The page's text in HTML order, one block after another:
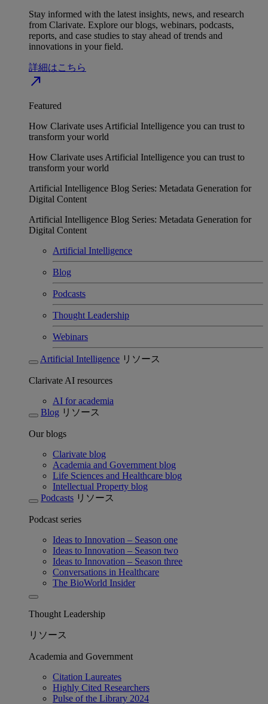
Stay informed with the latest insights, news, and research
from Clarivate. Explore our blogs, webinars, podcasts,
reports, and case studies to stay ahead of trends and
innovations in your field.
詳細はこちら
north_east
Featured
How Clarivate uses Artificial Intelligence you can trust to
transform your world
How Clarivate uses Artificial Intelligence you can trust to
transform your world
Artificial Intelligence Blog Series: Metadata Generation for
Digital Content
Artificial Intelligence Blog Series: Metadata Generation for
Digital Content
Artificial Intelligence
Blog
Podcasts
Thought Leadership
Webinars
Artificial Intelligence リソース
Clarivate AI resources
AI for academia
Blog リソース
Our blogs
Clarivate blog
Academia and Government blog
Life Sciences and Healthcare blog
Intellectual Property blog
Podcasts リソース
Podcast series
Ideas to Innovation – Season one
Ideas to Innovation – Season two
Ideas to Innovation – Season three
Conversations in Healthcare
The BioWorld Insider
Thought Leadership
リソース
Academia and Government
Citation Laureates
Highly Cited Researchers
Pulse of the Library 2024